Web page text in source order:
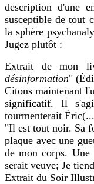
description d'une
susceptible de tout
la sphère
Jugez plutôt :
Extrait de mon
désinformation"
Citons maintenant
significatif. Il
tourmenterait
"Il est tout noir. Sa
plaque avec une
de mon corps.
serait veuve; Je
Extrait du Soir